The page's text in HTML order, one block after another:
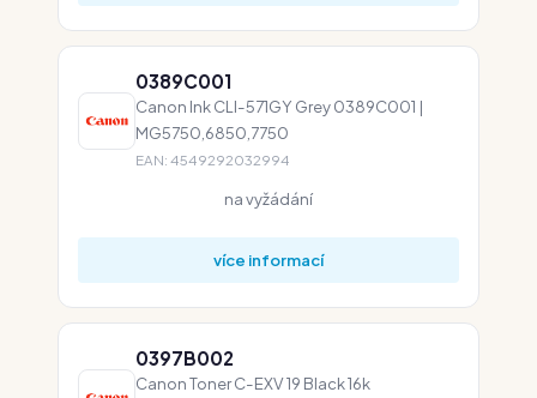
0389C001
Canon Ink CLI-571GY Grey 0389C001 |
MG5750,6850,7750
EAN: 4549292032994
na vyžádání
více informací
0397B002
Canon Toner C-EXV 19 Black 16k